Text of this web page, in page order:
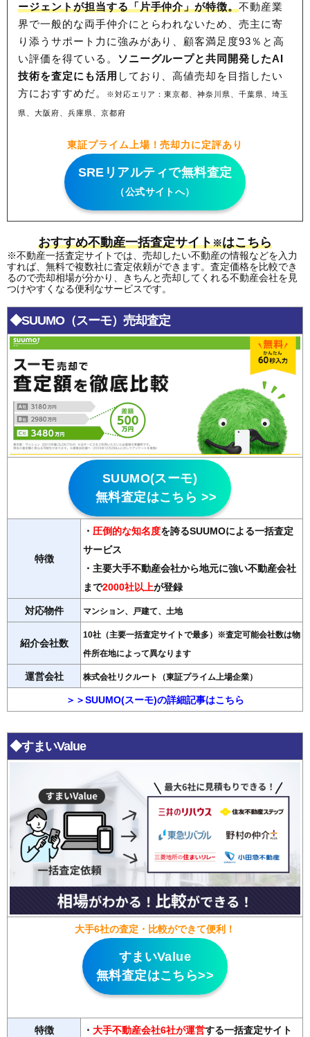
ージェントが担当する「片手仲介」が特徴。不動産業
界で一般的な両手仲介にとらわれないため、売主に寄
り添うサポート力に強みがあり、顧客満足度93％と高
い評価を得ている。 ソニーグループと共同開発したAI
技術を査定にも活用 しており、高値売却を目指したい
方におすすめだ。
※対応エリア：東京都、神奈川県、千葉県、埼玉
県、大阪府、兵庫県、京都府
東証プライム上場！売却力に定評あり
SREリアルティで無料査定
（公式サイトへ）
おすすめ不動産一括査定サイト※はこちら
※不動産一括査定サイトでは、売却したい不動産の情報などを入力
すれば、無料で複数社に査定依頼ができます。査定価格を比較でき
るので売却相場が分かり、きちんと売却してくれる不動産会社を見
つけやすくなる便利なサービスです。
◆SUUMO（スーモ）売却査定
SUUMO(スーモ)
無料査定はこちら >>
特徴
・ 圧倒的な知名度を誇るSUUMOによる一括査定
サービス
・主要大手不動産会社から地元に強い不動産会社
まで2000社以上が登録
対応物件 マンション、戸建て、土地
紹介会社数
10社（主要一括査定サイトで最多）※査定可能会社数は物
件所在地によって異なります
運営会社 株式会社リクルート（東証プライム上場企業）
＞＞SUUMO(スーモ)の詳細記事はこちら
◆すまいValue
大手6社の査定・比較ができて便利！
すまいValue
無料査定はこちら>>
特徴 ・ 大手不動産会社6社が運営する一括査定サイト